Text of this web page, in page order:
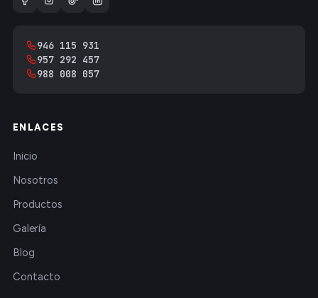
946 115 931
957 292 457
988 008 057
ENLACES
Inicio
Nosotros
Productos
Galería
Blog
Contacto